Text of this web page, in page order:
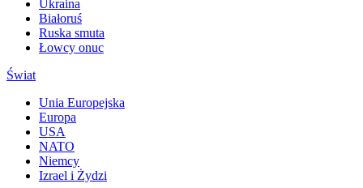
Ukraina
Białoruś
Ruska smuta
Łowcy onuc
Świat
Unia Europejska
Europa
USA
NATO
Niemcy
Izrael i Żydzi